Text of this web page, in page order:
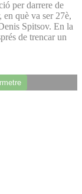
per darrere de
què va ser 27è,
Spitsov. En la
de trencar un